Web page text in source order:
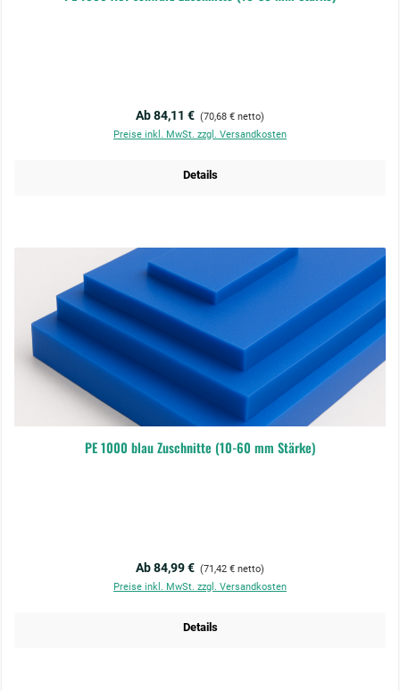
Regulärer Preis:
Ab 84,11 € (70,68 € netto)
Preise inkl. MwSt. zzgl. Versandkosten
Details
PE 1000 blau Zuschnitte (10-60 mm Stärke)
Regulärer Preis:
Ab 84,99 € (71,42 € netto)
Preise inkl. MwSt. zzgl. Versandkosten
Details